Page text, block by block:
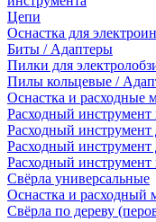
Цепи
Оснастка для
Биты / Адаптеры
Пилки для
Пилы кольцевые /
Оснастка и расходные
Расходный
Расходный инструмент
Расходный
Расходный инструмент
Свёрла универсальные
Оснастка и расходный
Свёрла по дереву